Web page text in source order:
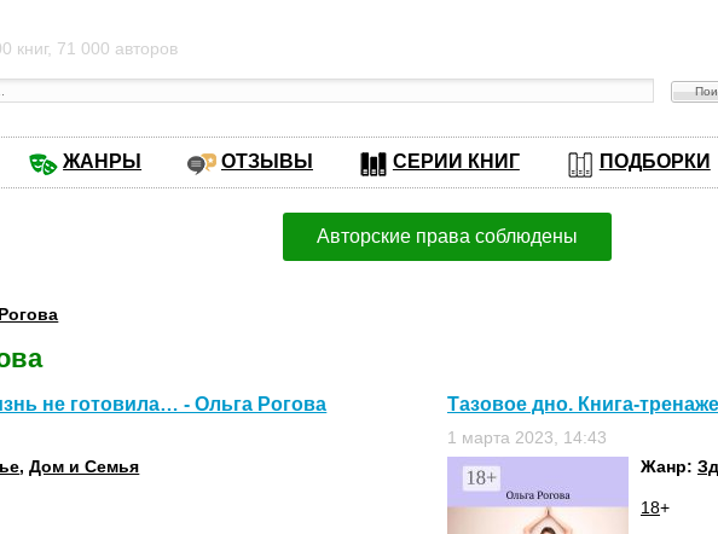
книг, 71 000 авторов
ЖАНРЫ ОТЗЫВЫ СЕРИИ КНИГ ПОДБОРКИ
Авторские права соблюдены
не готовила… - Ольга Рогова
,Дом и Семья
Тазовое дно. Книга-
1 марта 2023, 14:43
Жанр:
18+